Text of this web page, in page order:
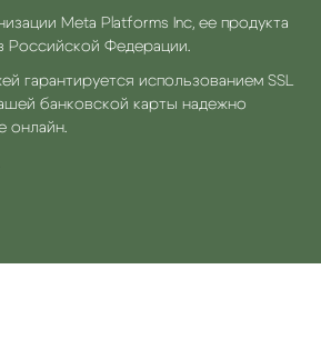
Meta Platforms Inc, ее продукта
Российской Федерации.
гарантируется использованием SSL
банковской карты надежно
онлайн.